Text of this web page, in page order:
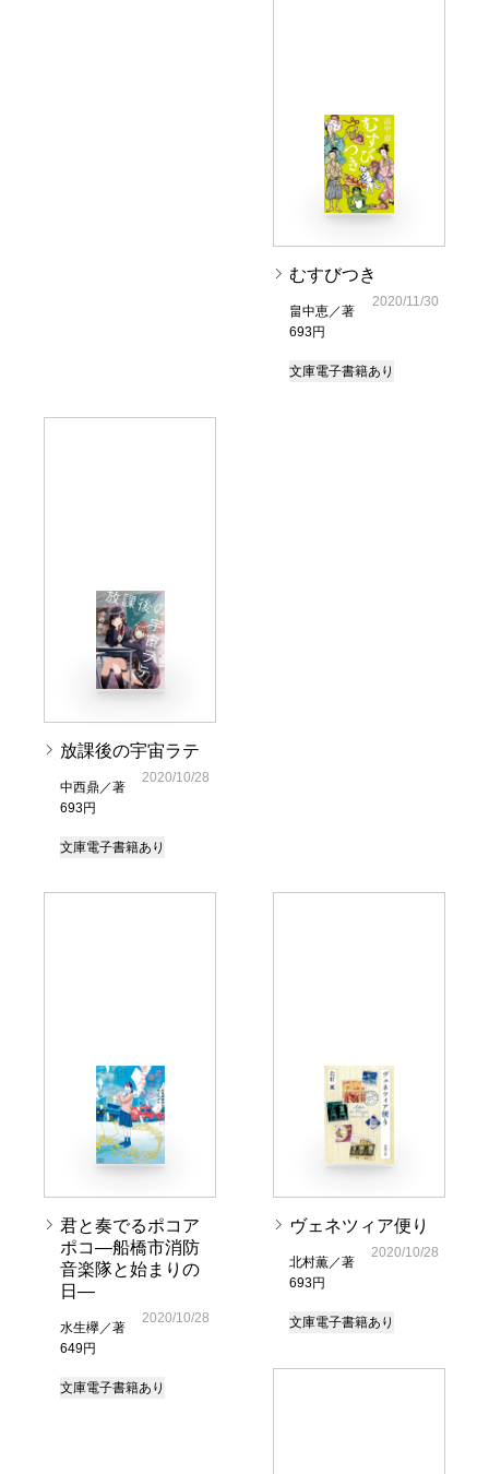
むすびつき
畠中恵／著
693円
2020/11/30
文庫電子書籍あり
放課後の宇宙ラテ
中西鼎／著
693円
2020/10/28
文庫電子書籍あり
君と奏でるポコア
ポコ―船橋市消防
音楽隊と始まりの
日―
水生欅／著
649円
2020/10/28
文庫電子書籍あり
ヴェネツィア便り
北村薫／著
693円
2020/10/28
文庫電子書籍あり